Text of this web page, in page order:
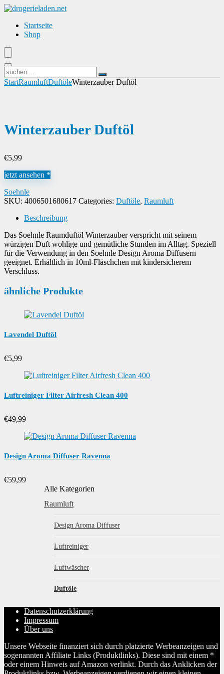
Startseite
Shop
StartRaumluftDuftöleWinterzauber Duftöl
Winterzauber Duftöl
€5,99
jetzt ansehen *
Soehnle
SKU: 4006501680617 Categories: Duftöle, Raumluft
Beschreibung
Das Soehnle Raumduftöl Winterzauber verspricht mit seinem
würzigen Duft wohlige und gemütliche Stunden im Alltag. Speziell
für die Verwendung in den Soehnle Design Aroma Diffusern
geeignet. Erhältlich in 10ml-Fläschchen mit kindersicherem
Verschluss.
ähnliche Produkte
Lavendel Duftöl
€5,99
Luftreiniger Filter Airfresh Clean 400
€49,99
Design Aroma Diffuser Ravenna
€59,99
Alle Kategorien
Raumluft
Design Aroma Diffuser
Luftreiniger
Luftwäscher
Duftöle
Datenschutzerklärung
Impressum
Über uns
Unsere Webseite finanziert sich durch platzierte Werbeanzeigen und
sogenannten Affiliate Links (Produktlinks). Diese sind mit einem *
oder einem Hinweis auf Amazon verlinkt. Durch das Anklicken der